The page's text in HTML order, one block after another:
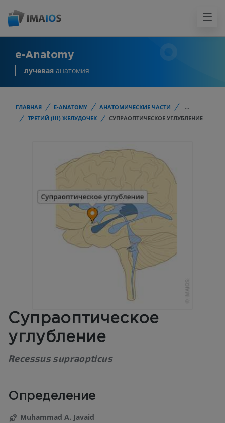
e-Anatomy
лучевая анатомия
ГЛАВНАЯ E-ANATOMY АНАТОМИЧЕСКИЕ ЧАСТИ
...
ТРЕТИЙ (III) ЖЕЛУДОЧЕК
СУПРАОПТИЧЕСКОЕ УГЛУБЛЕНИЕ
Супраоптическое
углубление
Recessus supraopticus
Определение
Muhammad A. Javaid